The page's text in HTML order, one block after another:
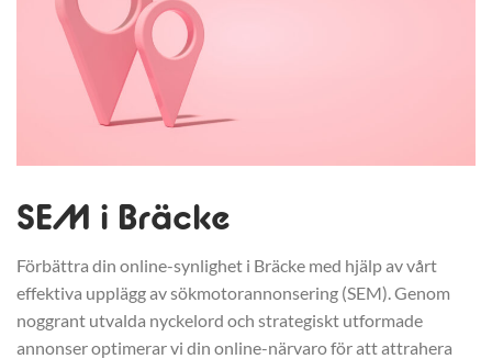
SEM i Bräcke
Förbättra din online-synlighet i Bräcke med hjälp av vårt
effektiva upplägg av sökmotorannonsering (SEM). Genom
noggrant utvalda nyckelord och strategiskt utformade
annonser optimerar vi din online-närvaro för att attrahera